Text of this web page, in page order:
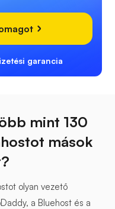
garancia
mint 130
mások
olyan vezető
a Bluehost és a